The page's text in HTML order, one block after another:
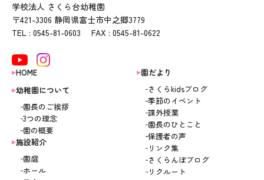
学校法人 さくら台幼稚園
〒421-3306 静岡県富士市中之郷3779
TEL : 0545-81-0603 FAX : 0545-81-0622
HOME
幼稚園について
園長のご挨拶
3つの理念
園の概要
施設紹介
園庭
ホール
園だより
さくらkidsブログ
季節のイベント
課外授業
園長のひとこと
保護者の声
リンク集
さくらんぼブログ
リクルート